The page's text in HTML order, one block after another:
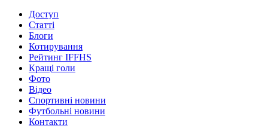
Доступ
Статті
Блоги
Котирування
Рейтинг IFFHS
Кращі голи
Фото
Відео
Спортивні новини
Футбольні новини
Контакти